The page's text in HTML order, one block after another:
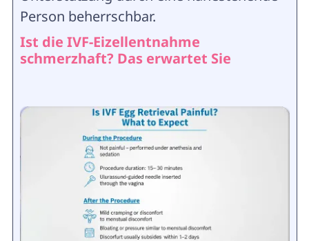
Person beherrschbar.
Ist die IVF-Eizellentnahme
schmerzhaft? Das erwartet Sie